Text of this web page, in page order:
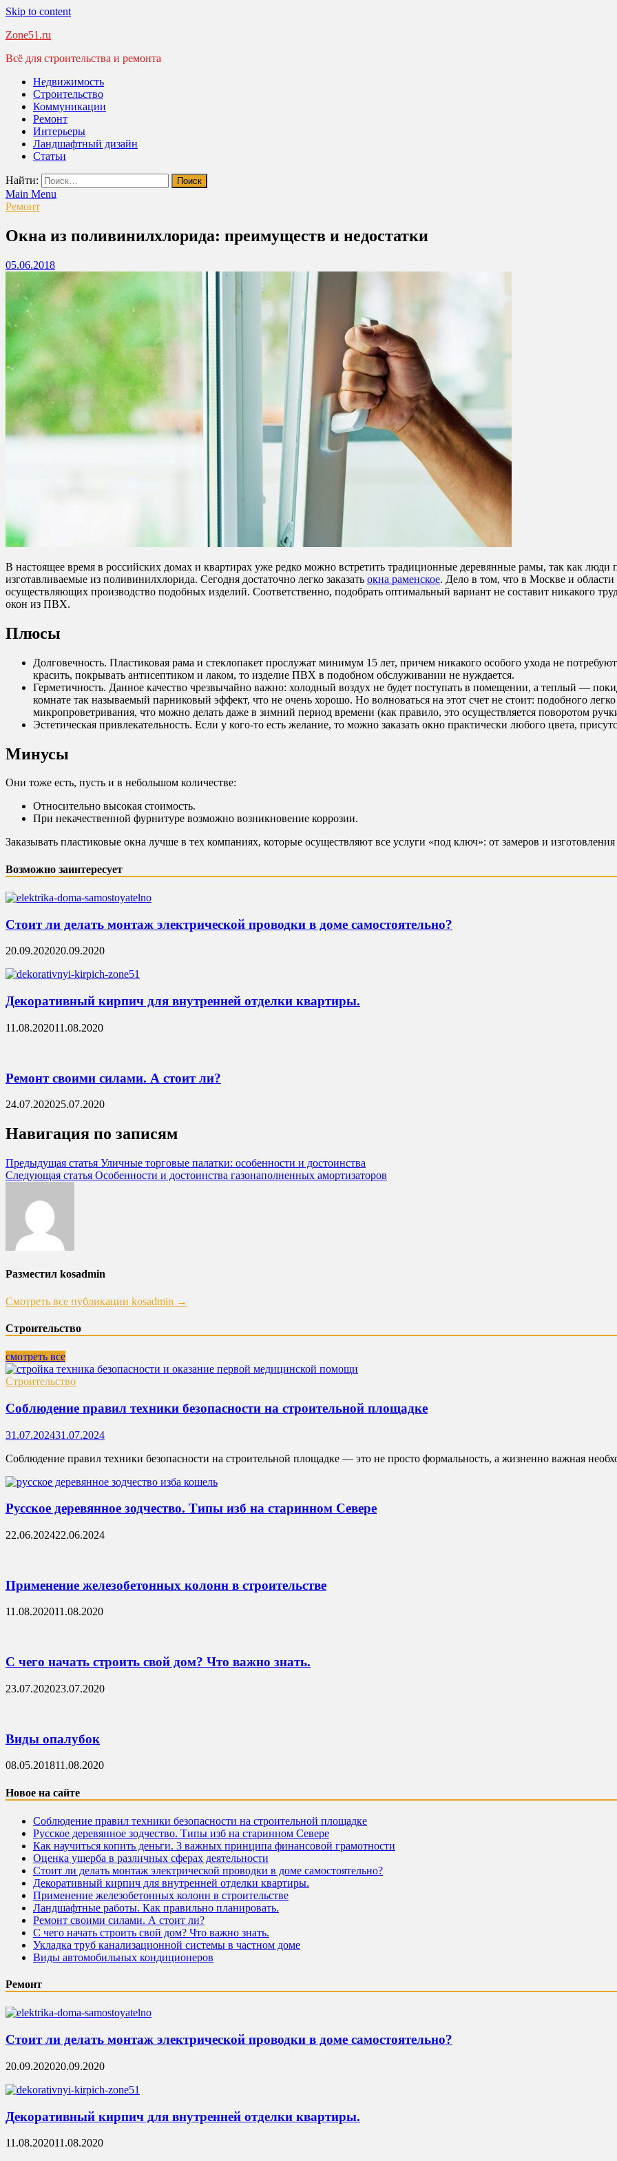
Skip to content
Zone51.ru
Всё для строительства и ремонта
Недвижимость
Строительство
Коммуникации
Ремонт
Интерьеры
Ландшафтный дизайн
Статьи
Найти:
Main Menu
Ремонт
Окна из поливинилхлорида: преимуществ и недостатки
05.06.2018
В настоящее время в российских домах и квартирах уже редко можно встретить традиционные деревянные рамы, так как люди
изготавливаемые из поливинилхлорида. Сегодня достаточно легко заказать окна раменское. Дело в том, что в Москве и
осуществляющих производство подобных изделий. Соответственно, подобрать оптимальный вариант не составит никакого
окон из ПВХ.
Плюсы
Долговечность. Пластиковая рама и стеклопакет прослужат минимум 15 лет, причем никакого особого ухода не
красить, покрывать антисептиком и лаком, то изделие ПВХ в подобном обслуживании не нуждается.
Герметичность. Данное качество чрезвычайно важно: холодный воздух не будет поступать в помещении, а теплый —
комнате так называемый парниковый эффект, что не очень хорошо. Но волноваться на этот счет не стоит: подобного
микропроветривания, что можно делать даже в зимний период времени (как правило, это осуществляется поворотом
Эстетическая привлекательность. Если у кого-то есть желание, то можно заказать окно практически любого цвета,
Минусы
Они тоже есть, пусть и в небольшом количестве:
Относительно высокая стоимость.
При некачественной фурнитуре возможно возникновение коррозии.
Заказывать пластиковые окна лучше в тех компаниях, которые осуществляют все услуги «под ключ»: от замеров и
Возможно заинтересует
Стоит ли делать монтаж электрической проводки в доме самостоятельно?
20.09.202020.09.2020
Декоративный кирпич для внутренней отделки квартиры.
11.08.202011.08.2020
Ремонт своими силами. А стоит ли?
24.07.202025.07.2020
Навигация по записям
Предыдущая статья Уличные торговые палатки: особенности и достоинства
Следующая статья Особенности и достоинства газонаполненных амортизаторов
Разместил kosadmin
Смотреть все публикации kosadmin →
Строительство
смотреть все
Строительство
Соблюдение правил техники безопасности на строительной площадке
31.07.202431.07.2024
Соблюдение правил техники безопасности на строительной площадке — это не просто формальность, а жизненно важная
Русское деревянное зодчество. Типы изб на старинном Севере
22.06.202422.06.2024
Применение железобетонных колонн в строительстве
11.08.202011.08.2020
С чего начать строить свой дом? Что важно знать.
23.07.202023.07.2020
Виды опалубок
08.05.201811.08.2020
Новое на сайте
Соблюдение правил техники безопасности на строительной площадке
Русское деревянное зодчество. Типы изб на старинном Севере
Как научиться копить деньги. 3 важных принципа финансовой грамотности
Оценка ущерба в различных сферах деятельности
Стоит ли делать монтаж электрической проводки в доме самостоятельно?
Декоративный кирпич для внутренней отделки квартиры.
Применение железобетонных колонн в строительстве
Ландшафтные работы. Как правильно планировать.
Ремонт своими силами. А стоит ли?
С чего начать строить свой дом? Что важно знать.
Укладка труб канализационной системы в частном доме
Виды автомобильных кондиционеров
Ремонт
Стоит ли делать монтаж электрической проводки в доме самостоятельно?
20.09.202020.09.2020
Декоративный кирпич для внутренней отделки квартиры.
11.08.202011.08.2020